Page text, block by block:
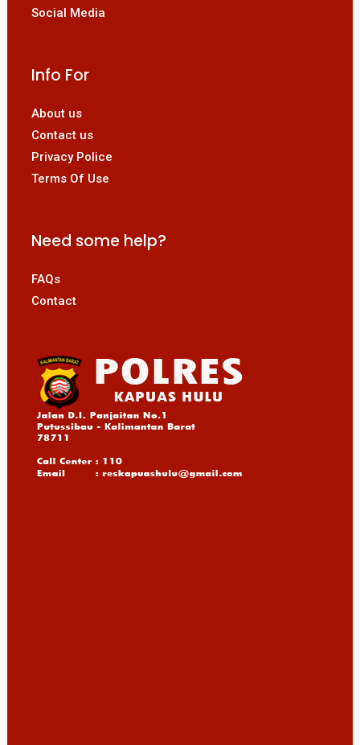
Social Media
Info For
About us
Contact us
Privacy Police
Terms Of Use
Need some help?
FAQs
Contact